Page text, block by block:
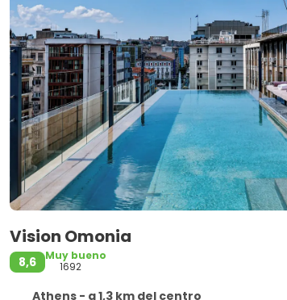
Vision Omonia
8,6
Muy bueno
1692
Athens - a 1,3 km del centro